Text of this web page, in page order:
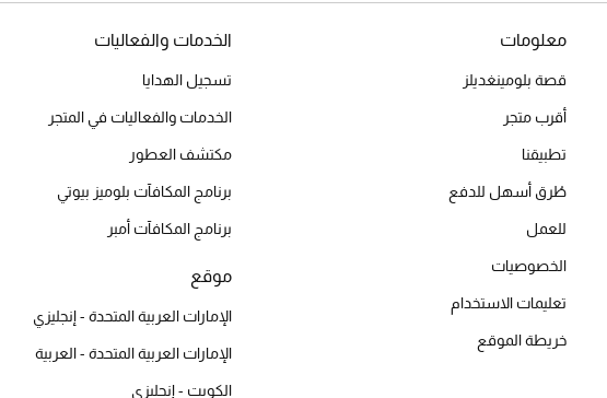
معلومات
قصة بلومينغديلز
أقرب متجر
تطبيقنا
طُرق أسهل للدفع
للعمل
الخصوصيات
تعليمات الاستخدام
خريطة الموقع
الخدمات والفعاليات
تسجيل الهدايا
الخدمات والفعاليات في المتجر
مكتشف العطور
برنامج المكافآت بلوميز بيوتي
برنامج المكافآت أمبر
موقع
الإمارات العربية المتحدة - إنجليزي
الإمارات العربية المتحدة - العربية
الكويت - إنجليزي